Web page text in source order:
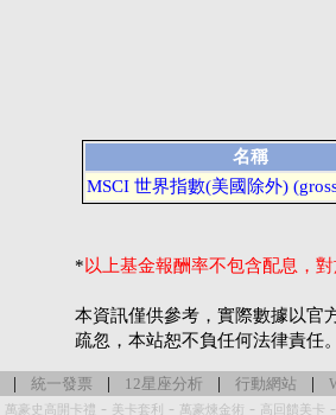
名稱
MSCI 世界指數(美國除外)
*以上基金報酬率不包含配息，
本資訊僅供參考，實際數據以官
疏忽，本站恕不負任何法律責任
| 統一發票 | 12星座分析 | 行動網站 |
萬豪史高開卡禮 - 美卡套利 - 萬豪煉金術 - 高回饋美卡